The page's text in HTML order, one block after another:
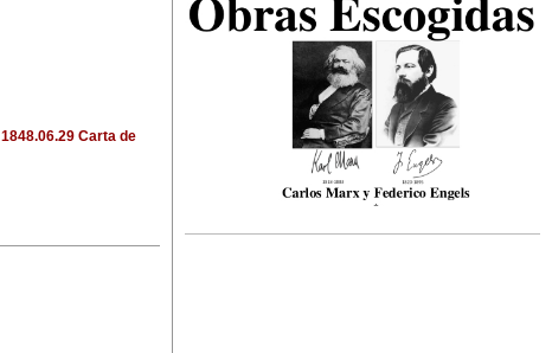
1848.06.29 Carta de